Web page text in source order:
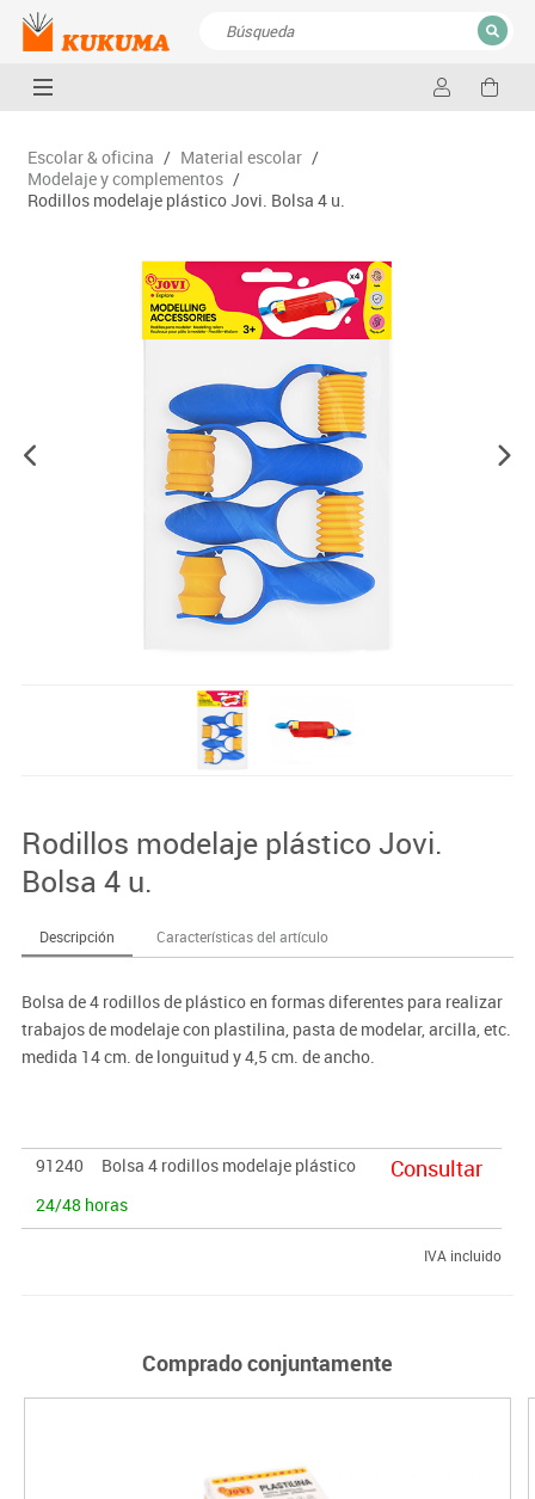
CERRAR
Escolar & oficina / Material escolar /
Modelaje y complementos /
Rodillos modelaje plástico Jovi. Bolsa 4 u.
Rodillos modelaje plástico Jovi.
Bolsa 4 u.
Descripción Características del artículo
Bolsa de 4 rodillos de plástico en formas diferentes para realizar
trabajos de modelaje con plastilina, pasta de modelar, arcilla, etc.
medida 14 cm. de longuitud y 4,5 cm. de ancho.
91240
Bolsa 4 rodillos modelaje plástico
24/48 horas
Consultar
IVA incluido
Comprado conjuntamente